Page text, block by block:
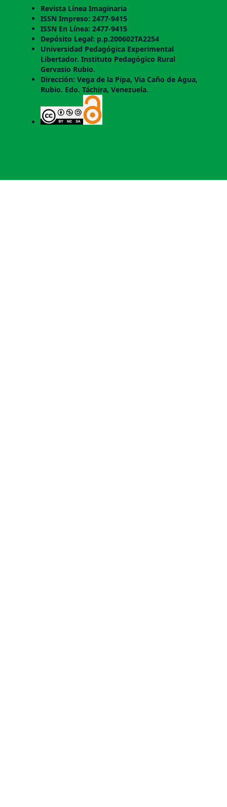
Revista Línea Imaginaria
ISSN Impreso: 2477-9415
ISSN En Línea: 2477-9415
Depósito Legal: p.p.200602TA2254
Universidad Pedagógica Experimental
Libertador. Instituto Pedagógico Rural
Gervasio Rubio.
Dirección: Vega de la Pipa, Via Caño de Agua,
Rubio. Edo. Táchira, Venezuela.